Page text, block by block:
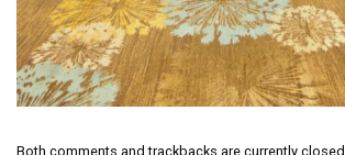
Both comments and trackbacks are currently closed.